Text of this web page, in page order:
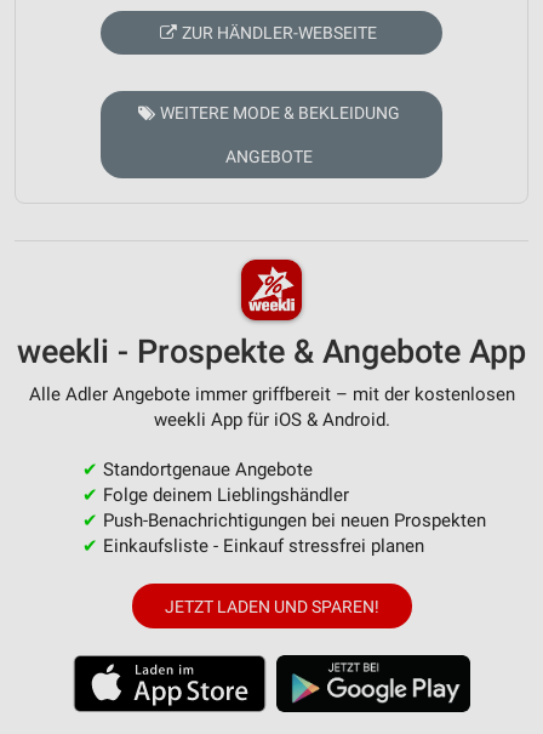
ZUR HÄNDLER-WEBSEITE
WEITERE MODE & BEKLEIDUNG
ANGEBOTE
weekli - Prospekte & Angebote App
Alle Adler Angebote immer griffbereit – mit der kostenlosen
weekli App für iOS & Android.
✔ Standortgenaue Angebote
✔ Folge deinem Lieblingshändler
✔ Push-Benachrichtigungen bei neuen Prospekten
✔ Einkaufsliste - Einkauf stressfrei planen
JETZT LADEN UND SPAREN!